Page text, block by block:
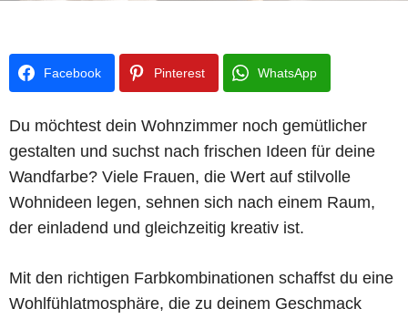
Facebook Pinterest WhatsApp
Du möchtest dein Wohnzimmer noch gemütlicher
gestalten und suchst nach frischen Ideen für deine
Wandfarbe? Viele Frauen, die Wert auf stilvolle
Wohnideen legen, sehnen sich nach einem Raum,
der einladend und gleichzeitig kreativ ist.
Mit den richtigen Farbkombinationen schaffst du eine
Wohlfühlatmosphäre, die zu deinem Geschmack